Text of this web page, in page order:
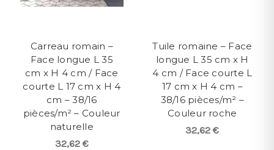
Carreau romain –
Face longue L 35
cm x H 4 cm / Face
courte L 17 cm x H 4
cm – 38/16
pièces/m² – Couleur
naturelle
32,62 €
Tuile romaine – Face
longue L 35 cm x H
4 cm / Face courte L
17 cm x H 4 cm –
38/16 pièces/m² –
Couleur roche
32,62 €